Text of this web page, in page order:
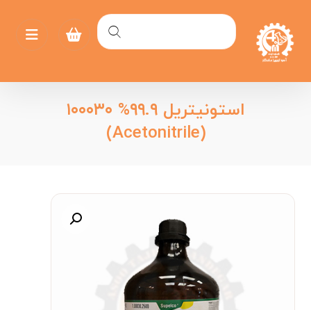
استونیتریل ۹۹.۹% ۱۰۰۰۳۰
(Acetonitrile)